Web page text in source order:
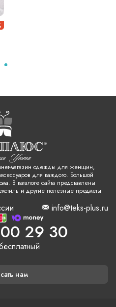
магазин одежды для женщин,
для каждого. Большой
В каталоге сайта представлены
и другие полезные предметы
info@teks-plus.ru
29 30
нам